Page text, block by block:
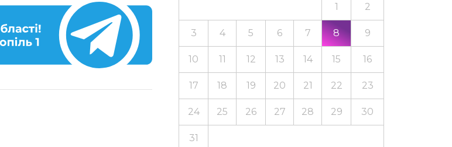
1 2
3 4 5 6 7 8 9
10 11 12 13 14 15 16
17 18 19 20 21 22 23
24 25 26 27 28 29 30
31